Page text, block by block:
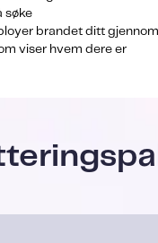
søke
brandet ditt
viser hvem dere er